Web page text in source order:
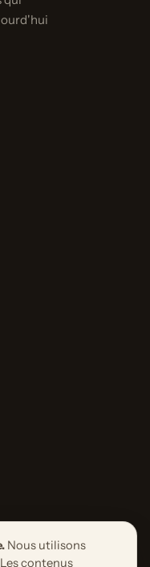
Nous utilisons
contenus